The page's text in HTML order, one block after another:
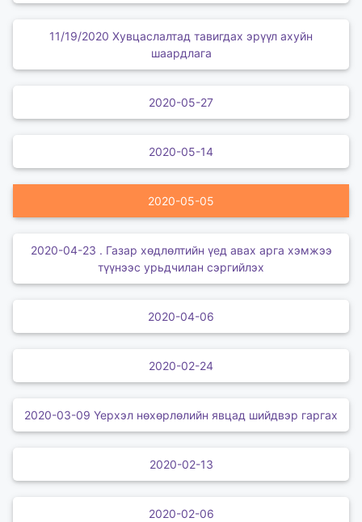
11/19/2020 Хувцаслалтад тавигдах эрүүл ахуйн
шаардлага
2020-05-27
2020-05-14
2020-05-05
2020-04-23 . Газар хөдлөлтийн үед авах арга хэмжээ
түүнээс урьдчилан сэргийлэх
2020-04-06
2020-02-24
2020-03-09 Үерхэл нөхөрлөлийн явцад шийдвэр гаргах
2020-02-13
2020-02-06